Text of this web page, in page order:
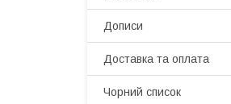
Дописи
Доставка та оплата
Чорний список